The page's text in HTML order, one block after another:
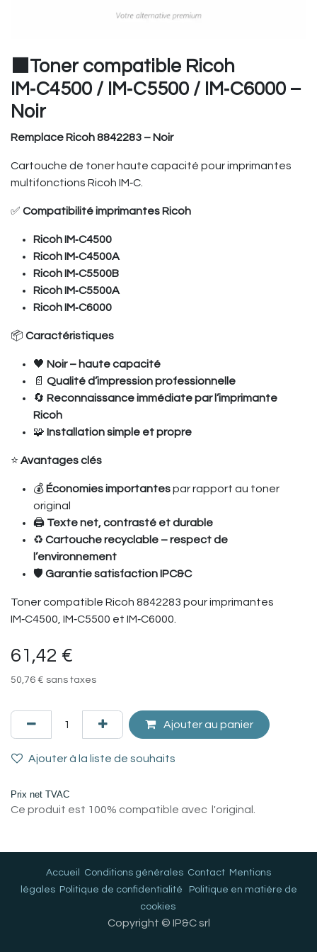
⬛Toner compatible Ricoh
IM‑C4500 / IM‑C5500 / IM‑C6000 –
Noir
Remplace Ricoh 8842283 – Noir
Cartouche de toner haute capacité pour imprimantes
multifonctions Ricoh IM‑C.
✅ Compatibilité imprimantes Ricoh
Ricoh IM‑C4500
Ricoh IM‑C4500A
Ricoh IM‑C5500B
Ricoh IM‑C5500A
Ricoh IM‑C6000
📦 Caractéristiques
🖤 Noir – haute capacité
📄 Qualité d’impression professionnelle
🔄 Reconnaissance immédiate par l’imprimante
Ricoh
🧩 Installation simple et propre
⭐ Avantages clés
💰 Économies importantespar rapport au toner
original
🖨️ Texte net, contrasté et durable
♻️ Cartouche recyclable – respect de
l’environnement
🛡️ Garantie satisfaction IPC&C
Toner compatible Ricoh 8842283 pour imprimantes
IM‑C4500, IM‑C5500 et IM‑C6000.
61,42 €
50,76 € sans taxes
Ajouter au panier
Ajouter à la liste de souhaits
Prix net TVAC
Ce produit est 100% compatible avec l'original.
Accueil Conditions générales Contact Mentions
légales Politique de confidentialité
Politique en matière de
cookies
Copyright © IP&C srl